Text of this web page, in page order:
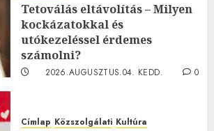
Tetoválás eltávolítás – Milyen
kockázatokkal és
utókezeléssel érdemes
számolni?
2026.AUGUSZTUS.04. KEDD.
0
Címlap Közszolgálati Kultúra